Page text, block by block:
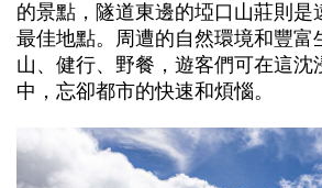
的景點，隧道東邊的埡口山莊則是
最佳地點。周遭的自然環境和豐富
山、健行、野餐，遊客們可在這沈
中，忘卻都市的快速和煩惱。